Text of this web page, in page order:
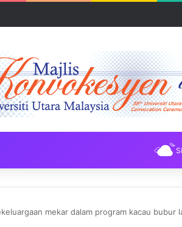
kepada PELAJAR UUM
mekar dalam program kacau bubur